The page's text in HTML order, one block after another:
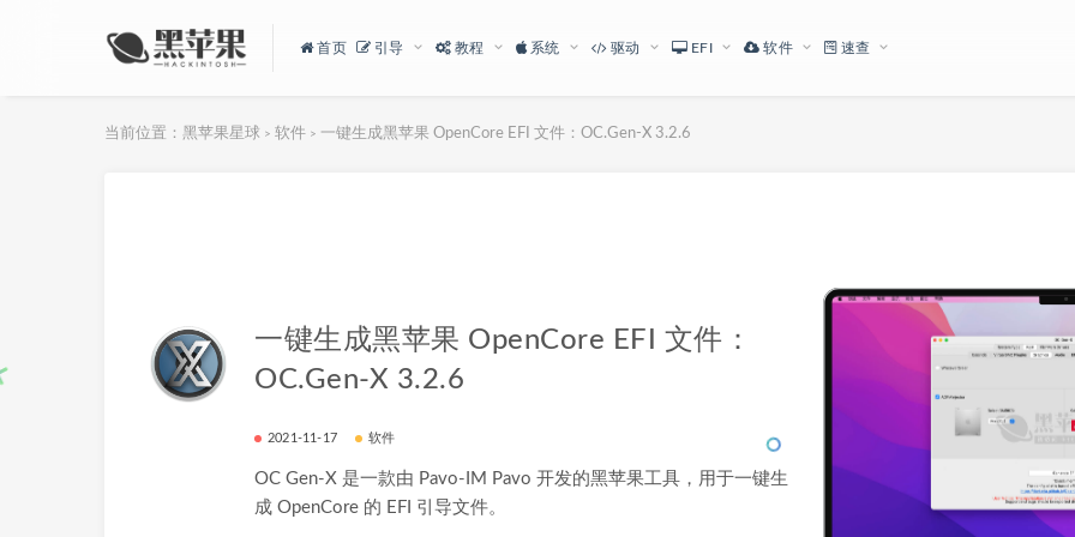
首页 引导 教程 系统 驱动 EFI 软件 速查
当前位置： 黑苹果星球 > 软件 > 一键生成黑苹果 OpenCore EFI 文件：OC.Gen-X 3.2.6
一键生成黑苹果 OpenCore EFI 文件：
OC.Gen-X 3.2.6
2021-11-17 软件
OC Gen-X 是一款由 Pavo-IM Pavo 开发的黑苹果工具，用于一键生
成 OpenCore 的 EFI 引导文件。